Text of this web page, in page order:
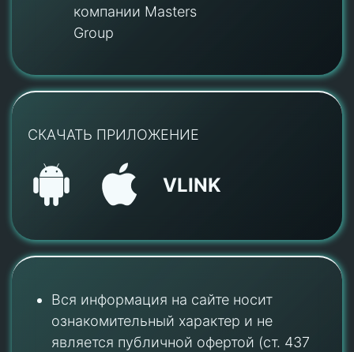
компании Masters
Group
СКАЧАТЬ ПРИЛОЖЕНИЕ
VLINK
Вся информация на сайте носит
ознакомительный характер и не
является публичной офертой (ст. 437